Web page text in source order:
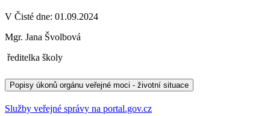
V Čisté dne: 01.09.2024
Mgr. Jana Švolbová
ředitelka školy
Popisy úkonů orgánu veřejné moci - životní situace
Služby veřejné správy na portal.gov.cz